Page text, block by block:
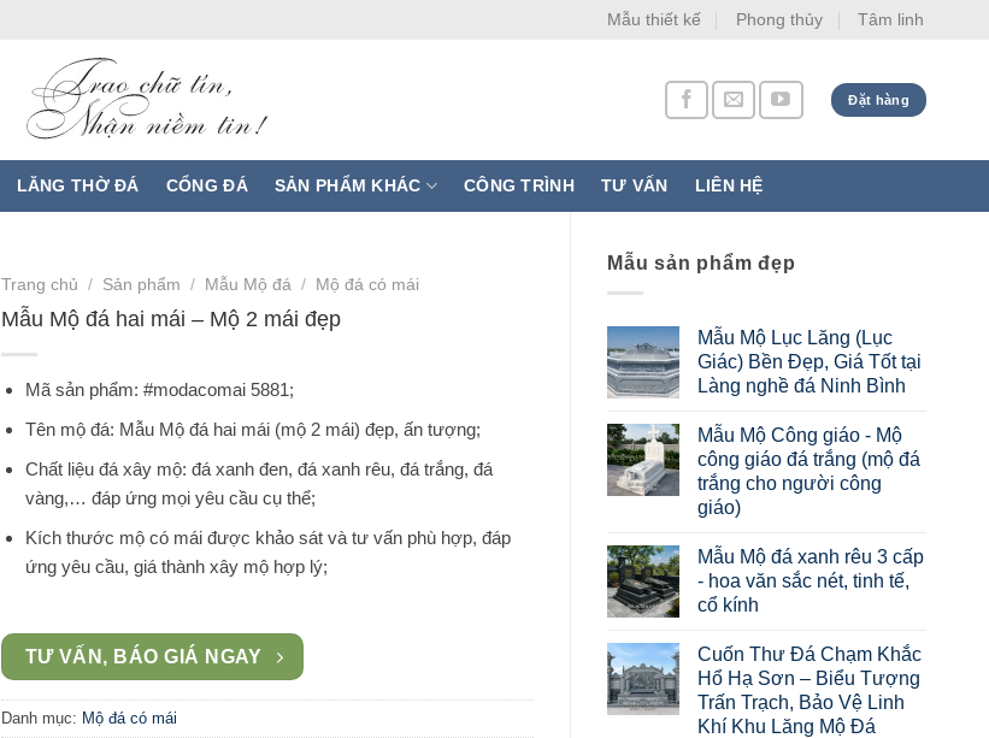
Mẫu thiết kế Phong thủy Tâm linh
Đặt hàng
LĂNG THỜ ĐÁ CỔNG ĐÁ SẢN PHẨM KHÁC CÔNG TRÌNH TƯ VẤN LIÊN HỆ
Mẫu sản phẩm đẹp
Mẫu Mộ Lục Lăng (Lục
Giác) Bền Đẹp, Giá Tốt tại
Làng nghề đá Ninh Bình
Mẫu Mộ Công giáo - Mộ
công giáo đá trắng (mộ đá
trắng cho người công
giáo)
Mẫu Mộ đá xanh rêu 3 cấp
- hoa văn sắc nét, tinh tế,
cổ kính
Cuốn Thư Đá Chạm Khắc
Hổ Hạ Sơn – Biểu Tượng
Trấn Trạch, Bảo Vệ Linh
Khí Khu Lăng Mộ Đá
Trang chủ / Sản phẩm / Mẫu Mộ đá / Mộ đá có mái
Mẫu Mộ đá hai mái – Mộ 2 mái đẹp
Mã sản phẩm: #modacomai 5881;
Tên mộ đá: Mẫu Mộ đá hai mái (mộ 2 mái) đẹp, ấn tượng;
Chất liệu đá xây mộ: đá xanh đen, đá xanh rêu, đá trắng, đá
vàng,… đáp ứng mọi yêu cầu cụ thể;
Kích thước mộ có mái được khảo sát và tư vấn phù hợp, đáp
ứng yêu cầu, giá thành xây mộ hợp lý;
TƯ VẤN, BÁO GIÁ NGAY
Danh mục: Mộ đá có mái